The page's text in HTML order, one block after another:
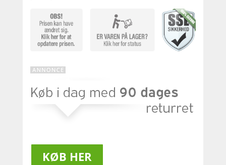
KØB HER